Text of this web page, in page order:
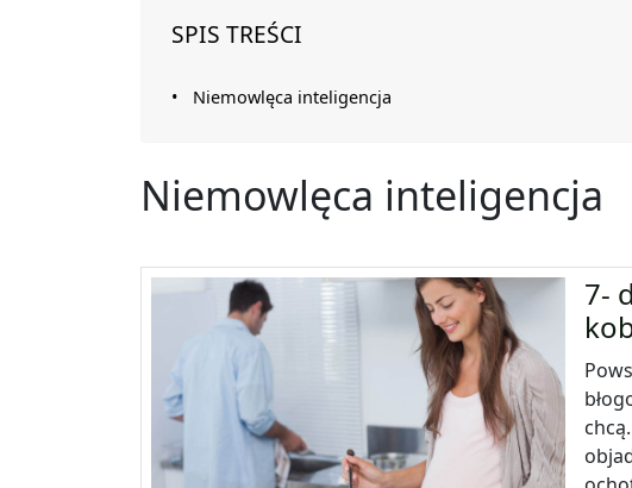
SPIS TREŚCI
Niemowlęca inteligencja
Niemowlęca inteligencja
7-